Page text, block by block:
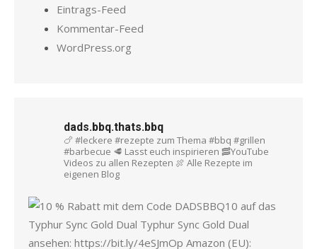
Eintrags-Feed
Kommentar-Feed
WordPress.org
dads.bbq.thats.bbq
🍗 #leckere #rezepte zum Thema #bbq #grillen
#barbecue 🥩 Lasst euch inspirieren 🥓YouTube
Videos zu allen Rezepten 🍖 Alle Rezepte im
eigenen Blog